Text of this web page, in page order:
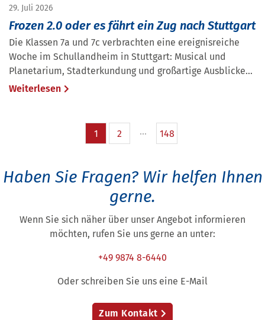
29. Juli 2026
Frozen 2.0 oder es fährt ein Zug nach Stuttgart
Die Klassen 7a und 7c verbrachten eine ereignisreiche
Woche im Schullandheim in Stuttgart: Musical und
Planetarium, Stadterkundung und großartige Ausblicke...
Weiterlesen
1 2 148
Haben Sie Fragen?Wir helfen Ihnen
gerne.
Wenn Sie sich näher über unser Angebot informieren
möchten, rufen Sie uns gerne an unter:
+49 9874 8-6440
Oder schreiben Sie uns eine E-Mail
Zum Kontakt